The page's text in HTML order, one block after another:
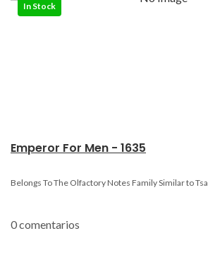
In Stock
Emperor For Men - 1635
Belongs To The Olfactory Notes Family Similar to
0 comentarios